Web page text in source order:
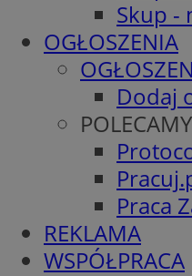
Skup -
OGŁOSZENIA
Dodaj
POLECAMY
Praca
REKLAMA
WSPÓŁPRACA